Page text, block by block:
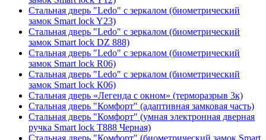
Стальная дверь "Ledo" с зеркалом (биометрический
замок Smart lock Y23)
Стальная дверь "Ledo" с зеркалом (биометрический
замок Smart lock DZ 888)
Стальная дверь "Ledo" с зеркалом (биометрический
замок Smart lock R06)
Стальная дверь "Ledo" с зеркалом (биометрический
замок Smart lock К06)
Стальная дверь «Легенда с окном» (терморазрыв 3к)
Стальная дверь "Комфорт" (адаптивная замковая часть)
Стальная дверь "Комфорт" (умная электронная дверная
ручка Smart lock T888 Черная)